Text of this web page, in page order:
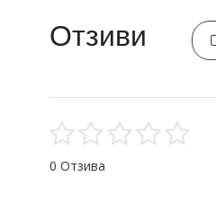
Отзиви
0 Отзива